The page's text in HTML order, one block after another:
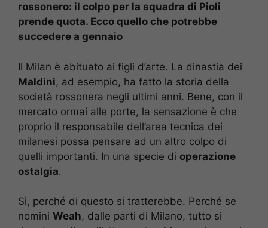
rossonero: il colpo per la squadra di Pioli
prende quota. Ecco quello che potrebbe
succedere a gennaio
Il Milan è abituato ai figli d’arte. La dinastia dei
Maldini, ad esempio, ha fatto la storia della
società rossonera negli ultimi anni. Bene, con il
mercato ormai alle porte, la sensazione è che
proprio il responsabile dell’area tecnica dei
milanesi possa pensare ad un altro colpo di
quelli importanti. In una specie di operazione
ostalgia.
Sì, perché di questo si tratterebbe. Perché se
nomini Weah, dalle parti di Milano, tutto si